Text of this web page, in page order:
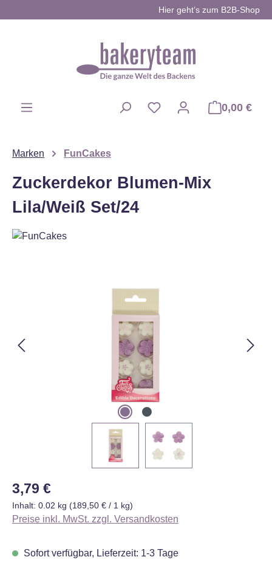
Hier geht’s zum B2B-Shop
0,00 €
Marken FunCakes
Zuckerdekor Blumen-Mix
Lila/Weiß Set/24
Regulärer Preis:
3,79 €
Inhalt: 0.02 kg (189,50 € / 1 kg)
Preise inkl. MwSt. zzgl. Versandkosten
Sofort verfügbar, Lieferzeit: 1-3 Tage